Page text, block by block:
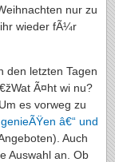
nur zu
wieder fÃ¼r
den letzten Tagen
Ã¤ht wi nu?
es vorweg zu
â€“ und
Auch
Auswahl an. Ob